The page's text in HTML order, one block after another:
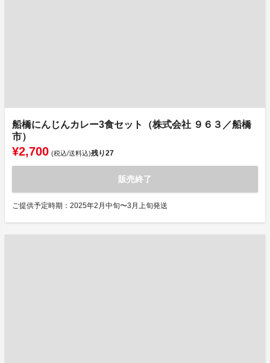
船橋にんじんカレー3食セット（株式会社 ９６３／船橋
市）
¥2,700 (税込/送料込)残り27
販売終了
ご提供予定時期：2025年2月中旬〜3月上旬発送